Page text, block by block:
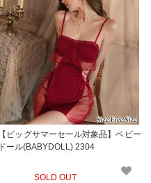
【ビッグサマーセール対象品】ベビー
ドール(BABYDOLL) 2304
SOLD OUT